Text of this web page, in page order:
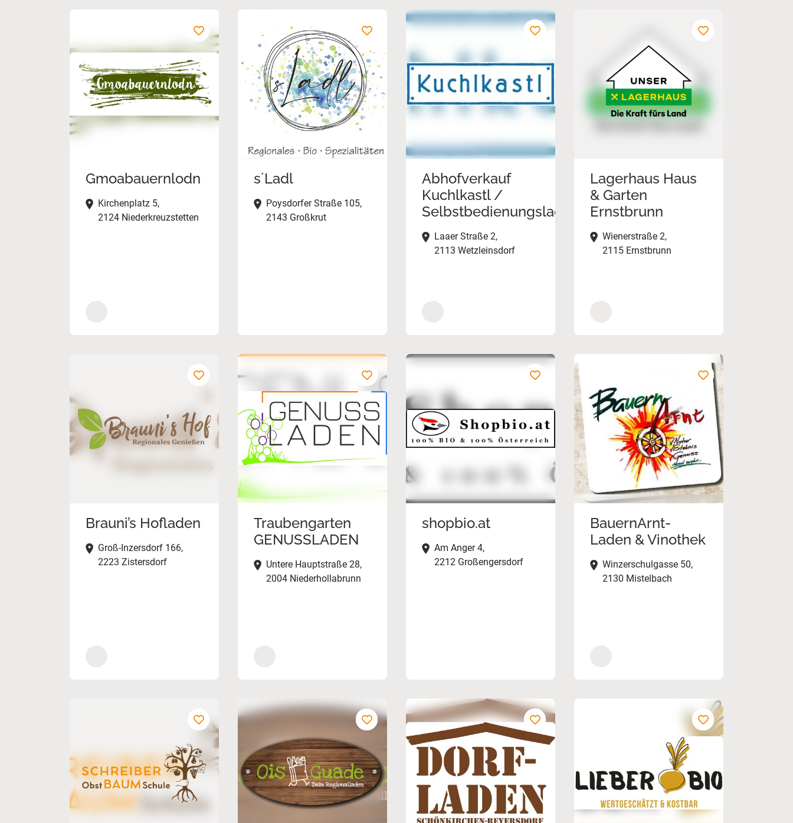
Gmoabauernlodn
Kirchenplatz 5,
2124 Niederkreuzstetten
s´Ladl
Poysdorfer Straße 105,
2143 Großkrut
Abhofverkauf
Kuchlkastl /
Selbstbedienungsladen
Laaer Straße 2,
2113 Wetzleinsdorf
Lagerhaus Haus
& Garten
Ernstbrunn
Wienerstraße 2,
2115 Ernstbrunn
Brauni’s Hofladen
Groß-Inzersdorf 166,
2223 Zistersdorf
Traubengarten
GENUSSLADEN
Untere Hauptstraße 28,
2004 Niederhollabrunn
shopbio.at
Am Anger 4,
2212 Großengersdorf
BauernArnt-
Laden & Vinothek
Winzerschulgasse 50,
2130 Mistelbach